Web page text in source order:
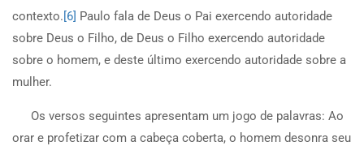
contexto.[6] Paulo fala de Deus o Pai exercendo autoridade
sobre Deus o Filho, de Deus o Filho exercendo autoridade
sobre o homem, e deste último exercendo autoridade sobre a
mulher.
Os versos seguintes apresentam um jogo de palavras: Ao
orar e profetizar com a cabeça coberta, o homem desonra seu